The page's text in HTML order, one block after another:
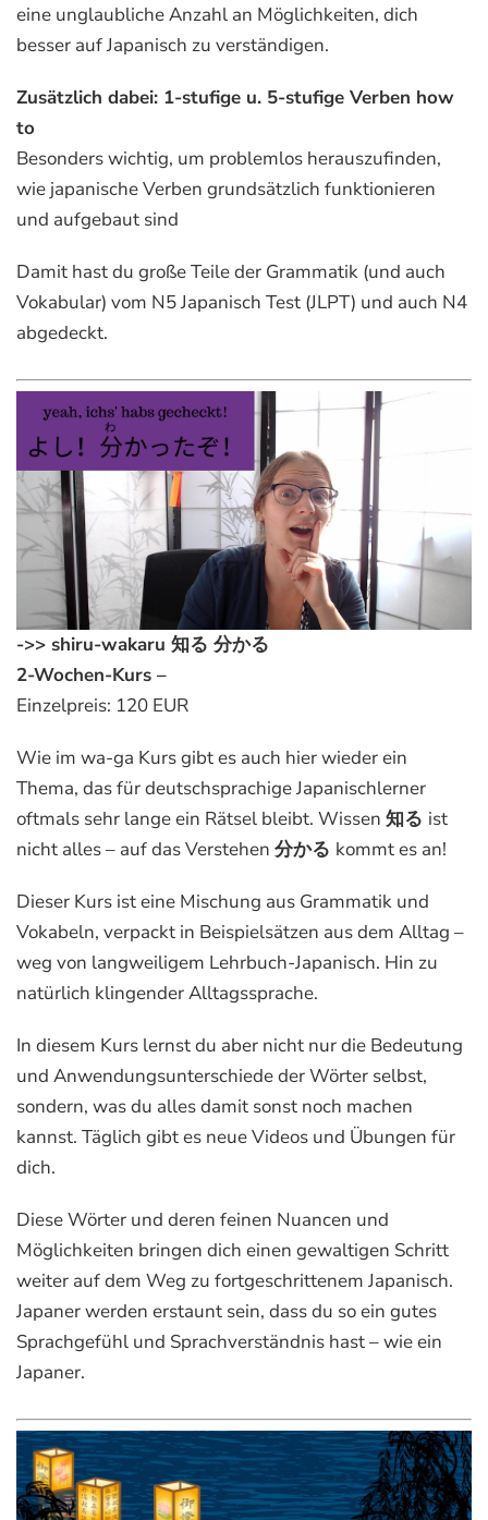
eine unglaubliche Anzahl an Möglichkeiten, dich
besser auf Japanisch zu verständigen.
Zusätzlich dabei: 1-stufige u. 5-stufige Verben how
to
Besonders wichtig, um problemlos herauszufinden,
wie japanische Verben grundsätzlich funktionieren
und aufgebaut sind
Damit hast du große Teile der Grammatik (und auch
Vokabular) vom N5 Japanisch Test (JLPT) und auch N4
abgedeckt.
->> shiru-wakaru 知る 分かる
2-Wochen-Kurs –
Einzelpreis: 120 EUR
Wie im wa-ga Kurs gibt es auch hier wieder ein
Thema, das für deutschsprachige Japanischlerner
oftmals sehr lange ein Rätsel bleibt. Wissen 知る ist
nicht alles – auf das Verstehen 分かる kommt es an!
Dieser Kurs ist eine Mischung aus Grammatik und
Vokabeln, verpackt in Beispielsätzen aus dem Alltag –
weg von langweiligem Lehrbuch-Japanisch. Hin zu
natürlich klingender Alltagssprache.
In diesem Kurs lernst du aber nicht nur die Bedeutung
und Anwendungsunterschiede der Wörter selbst,
sondern, was du alles damit sonst noch machen
kannst. Täglich gibt es neue Videos und Übungen für
dich.
Diese Wörter und deren feinen Nuancen und
Möglichkeiten bringen dich einen gewaltigen Schritt
weiter auf dem Weg zu fortgeschrittenem Japanisch.
Japaner werden erstaunt sein, dass du so ein gutes
Sprachgefühl und Sprachverständnis hast – wie ein
Japaner.